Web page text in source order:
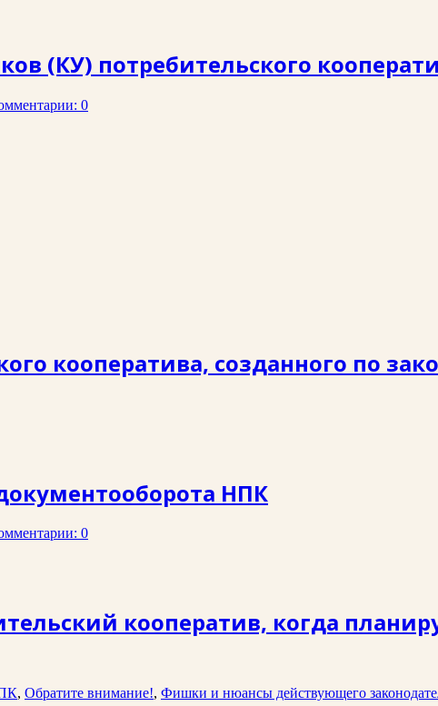
(КУ) потребительского
0
кооператива, созданного по
НПК
0
кооператив, когда
, Обратите внимание!, Фишки и нюансы действующего